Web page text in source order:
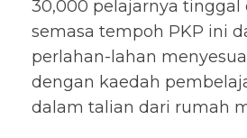
30,000 pelajarnya tinggal
semasa tempoh PKP ini
perlahan-lahan
dengan kaedah
dalam talian dari rumah